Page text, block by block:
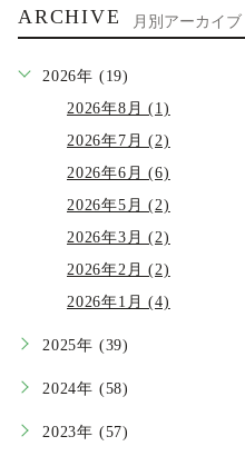
ARCHIVE 月別アーカイブ
2026年 (19)
2026年8月 (1)
2026年7月 (2)
2026年6月 (6)
2026年5月 (2)
2026年3月 (2)
2026年2月 (2)
2026年1月 (4)
2025年 (39)
2024年 (58)
2023年 (57)